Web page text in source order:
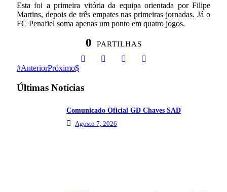
Esta foi a primeira vitória da equipa orientada por Filipe
Martins, depois de três empates nas primeiras jornadas. Já o
FC Penafiel soma apenas um ponto em quatro jogos.
0 PARTILHAS
AnteriorPróximo
Últimas Notícias
Comunicado Oficial GD Chaves SAD
Agosto 7, 2026